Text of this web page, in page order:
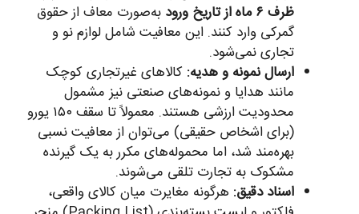
ظرف ۶ ماه از تاریخ ورود
به‌صورت معاف از حقوق
گمرکی وارد کنند. این معافیت شامل لوازم نو و
تجاری نمی‌شود.
ارسال نمونه و هدیه: کالاهای غیرتجاری کوچک
مانند هدایا و نمونه‌های صنعتی نیز مشمول
محدودیت ارزشی هستند. معمولاً تا سقف ۱۵۰ یورو
(برای اشخاص حقیقی) می‌توان از معافیت نسبی
بهره‌مند شد، اما محموله‌های مکرر به یک گیرنده
مشکوک به تجارت تلقی می‌شوند.
اسناد دقیق: هرگونه مغایرت میان کالای واقعی،